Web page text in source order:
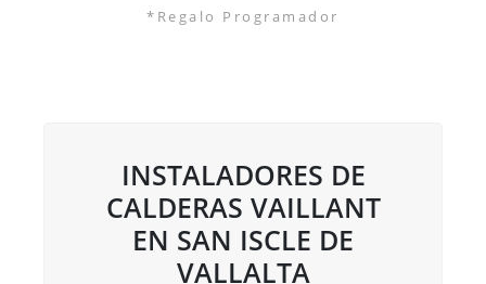
*Regalo Programador
INSTALADORES DE
CALDERAS VAILLANT
EN SAN ISCLE DE
VALLALTA